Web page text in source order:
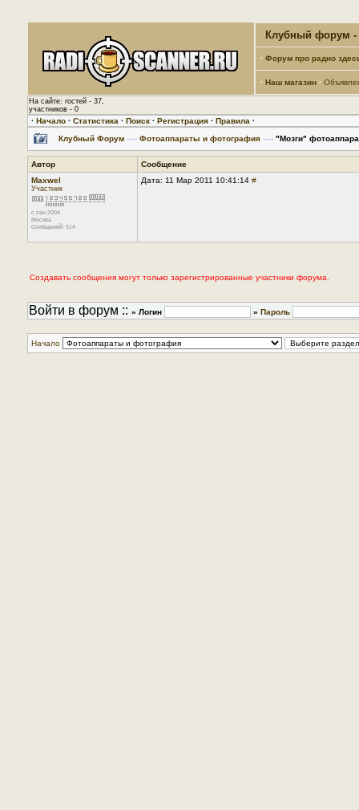
Клубный форум -
· Форум про радио
· Наш магазин ·
На сайте: гостей - 37,
участников - 0
· Начало · Статистика · Поиск · Регистрация · Правила ·
Клубный Форум —› Фотоаппараты и фотография —› "Мозги"
Автор
Сообщение
Maxwel
Участник
с сен 2004
Москва
Сообщений: 514
Дата: 11 Мар 2011 10:41:14 #
Создавать сообщения могут только зарегистрированные участники форума.
Войти в форум :: » Логин » Пароль
Начало